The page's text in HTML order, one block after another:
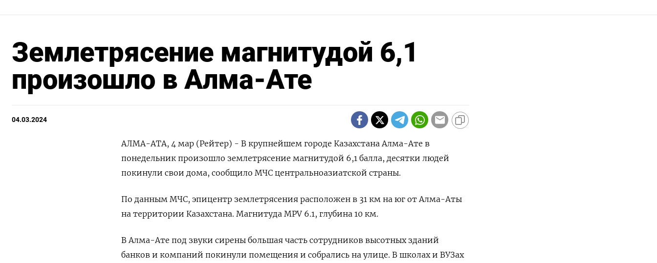
Землетрясение магнитудой 6,1
произошло в Алма-Ате
04.03.2024
АЛМА-АТА, 4 мар (Рейтер) - В крупнейшем городе Казахстана Алма-Ате в
понедельник произошло землетрясение магнитудой 6,1 балла, десятки людей
покинули свои дома, сообщило МЧС центральноазиатской страны.
По данным МЧС, эпицентр землетрясения расположен в 31 км на юг от Алма-Аты
на территории Казахстана. Магнитуда MPV 6.1, глубина 10 км.
В Алма-Ате под звуки сирены большая часть сотрудников высотных зданий
банков и компаний покинули помещения и собрались на улице. В школах и ВУЗах